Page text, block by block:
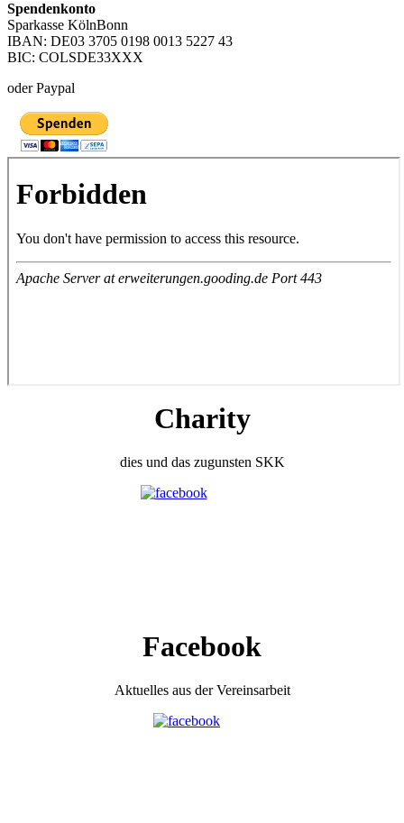
Spendenkonto
Sparkasse KölnBonn
IBAN: DE03 3705 0198 0013 5227 43
BIC: COLSDE33XXX
oder Paypal
Charity
dies und das zugunsten SKK
Facebook
Aktuelles aus der Vereinsarbeit